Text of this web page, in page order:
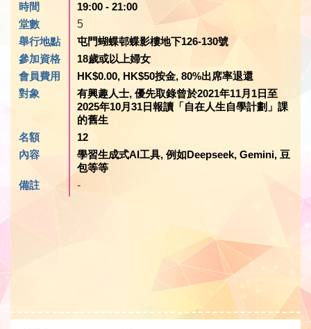
時間
19:00 - 21:00
堂數
5
舉行地點
屯門蝴蝶邨蝶影樓地下126-130號
參加資格
18歲或以上婦女
會員費用
HK$0.00, HK$50按金, 80%出席率退還
對象
有興趣人士, 優先取錄曾於2021年11月1日至
2025年10月31日報讀「自在人生自學計劃」課
的舊生
名額
12
內容
學習生成式AI工具, 例如Deepseek, Gemini, 豆
包等等
備註
-